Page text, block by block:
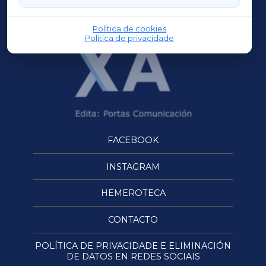
Política de cookies
Política de privacidade
OURENSEXA
FACEBOOK
INSTAGRAM
HEMEROTECA
CONTACTO
POLÍTICA DE PRIVACIDADE E ELIMINACIÓN
DE DATOS EN REDES SOCIAIS